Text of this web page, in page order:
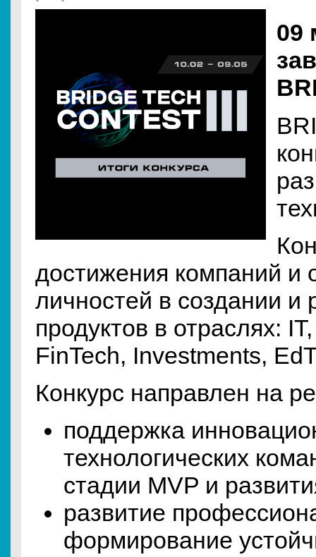
09
достижения компаний
личностей в создании и
продуктов в отраслях:
FinTech, Investments,
Конкурс направлен на
поддержка
технологических
стадии MVP и
развитие
формирование